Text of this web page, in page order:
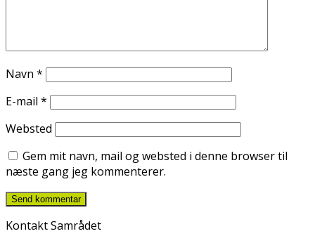
Navn *
E-mail *
Websted
Gem mit navn, mail og websted i denne browser til
næste gang jeg kommenterer.
Kontakt Samrådet